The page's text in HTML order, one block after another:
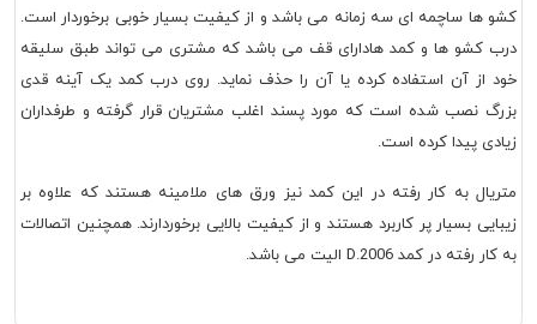
کشو ها ساچمه ای سه زمانه می باشد و از کیفیت بسیار خوبی برخوردار است.
درب کشو ها و کمد هادارای قف می باشد که مشتری می تواند طبق سلیقه
خود از آن استفاده کرده یا آن را حذف نماید. روی درب کمد یک آینه قدی
بزرگ نصب شده است که مورد پسند اغلب مشتریان قرار گرفته و طرفداران
زیادی پیدا کرده است.
متریال به کار رفته در این کمد نیز ورق های ملامینه هستند که علاوه بر
زیبایی بسیار پر کاربرد هستند و از کیفیت بالایی برخوردارند. همچنین اتصالات
به کار رفته در کمد D.2006 الیت می باشد.